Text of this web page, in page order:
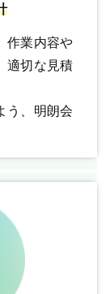
作業内容や
適切な見積
う、明朗会